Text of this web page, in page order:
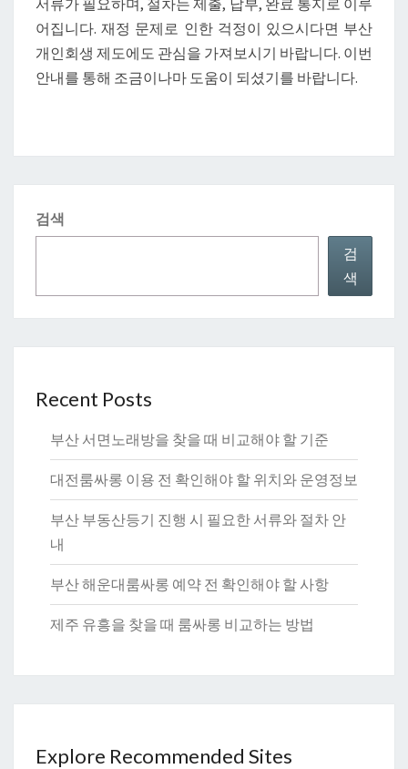
서류가 필요하며, 절차는 제출, 납부, 완료 통지로 이루
어집니다. 재정 문제로 인한 걱정이 있으시다면 부산
개인회생 제도에도 관심을 가져보시기 바랍니다. 이번
안내를 통해 조금이나마 도움이 되셨기를 바랍니다.
검색
검
색
Recent Posts
부산 서면노래방을 찾을 때 비교해야 할 기준
대전룸싸롱 이용 전 확인해야 할 위치와 운영정보
부산 부동산등기 진행 시 필요한 서류와 절차 안
내
부산 해운대룸싸롱 예약 전 확인해야 할 사항
제주 유흥을 찾을 때 룸싸롱 비교하는 방법
Explore Recommended Sites